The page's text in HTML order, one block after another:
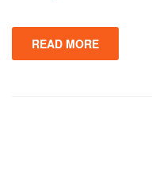
READ MORE